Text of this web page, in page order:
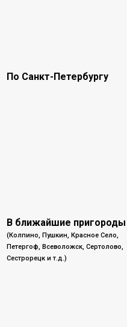
По Санкт-Петербургу
В ближайшие пригороды
(Колпино, Пушкин, Красное Село,
Петергоф, Всеволожск, Сертолово,
Сестрорецк и т.д.)